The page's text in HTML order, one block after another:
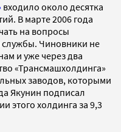
входило около десятка
В марте 2006 года
на вопросы
Чиновники не
и уже через два
«Трансмашхолдинга»
заводов, которыми
Якунин подписал
этого холдинга за 9,3